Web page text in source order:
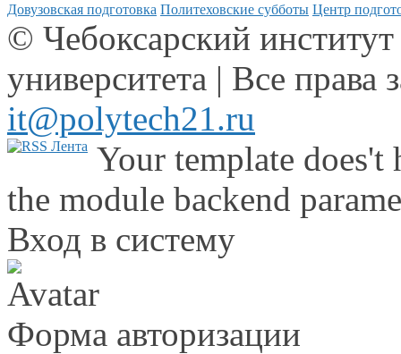
Довузовская подготовка Политеховские субботы Центр
© Чебоксарский
университета | Все
it@polytech21.ru
Your template
the module backend
Вход в систему
Форма авторизации